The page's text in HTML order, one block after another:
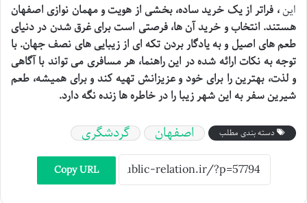
این، فراتر از یک خرید ساده، بخشی از هویت و مهمان نوازی اصفهان
هستند. انتخاب و خرید آن ها، فرصتی است برای غرق شدن در دنیای
طعم های اصیل و به یادگار بردن تکه ای از زیبایی های نصف جهان. با
توجه به نکات ارائه شده در این راهنما، هر مسافری می تواند با آگاهی
و لذت، بهترینرا برای خود و عزیزانش تهیه کند و برای همیشه، طعم
شیرین سفر به این شهر زیبا را در خاطره ها زنده نگه دارد.
دسته بندی مطلب اصفهان گردشگری
Copy URL